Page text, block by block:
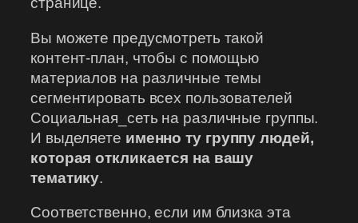
Вы можете предусмотреть такой
контент-план, чтобы с помощью
материалов на различные темы
сегментировать всех пользователей
Социальная_сеть на различные группы.
И выделяете именно ту группу людей,
которая откликается на вашу
тематику.
Соответственно, если им близка эта